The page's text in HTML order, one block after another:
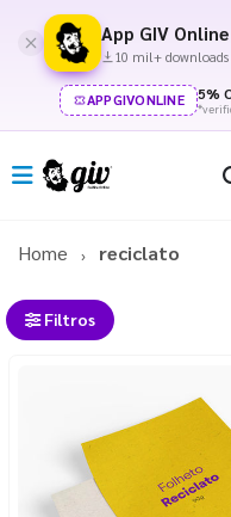
App GIV Online
10 mil+ downloads
APPGIVONLINE 5%
Home reciclato
Filtros